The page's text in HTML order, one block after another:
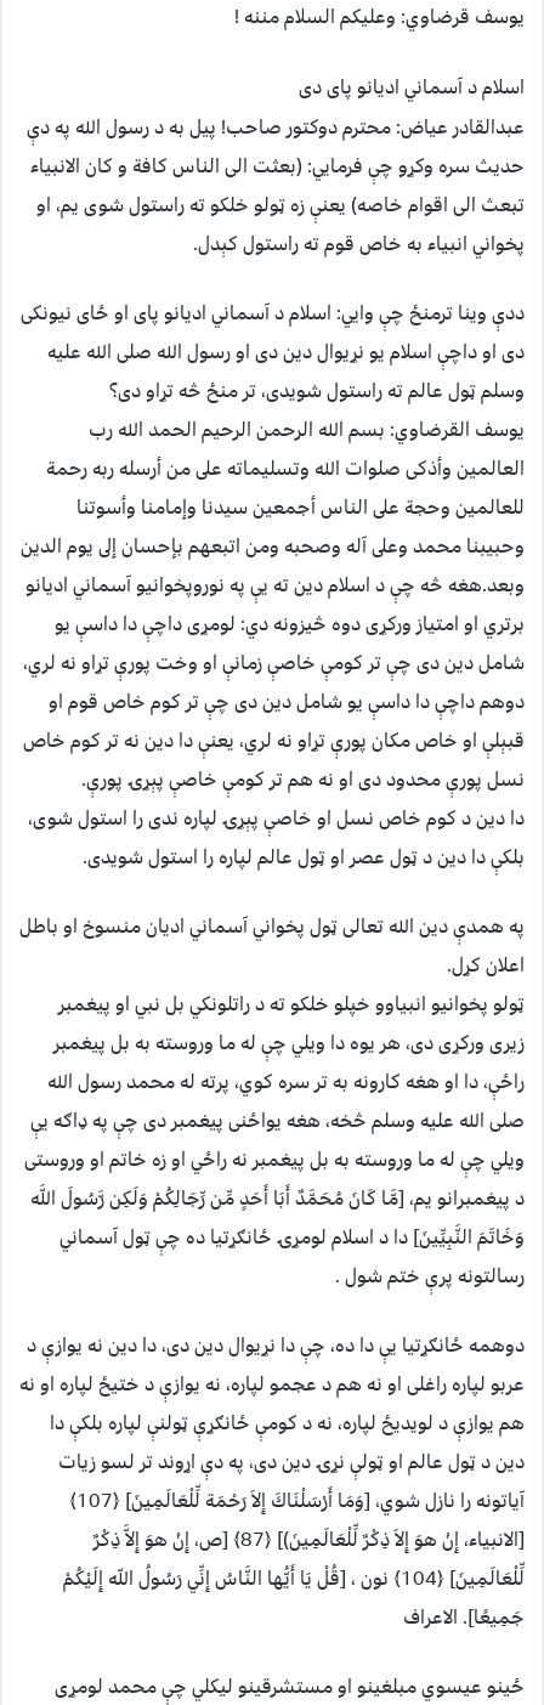
یوسف قرضاوي: وعلیکم السلام مننه !
اسلام د آسماني ادیانو پای دی
عبدالقادر عیاض: محترم دوکتور صاحب! پیل به د رسول الله په دې
حدیث سره وکړو چې فرمایي: (بعثت الی الناس کافة و کان الانبیاء
تبعث الی اقوام خاصه) یعنې زه ټولو خلکو ته راستول شوی یم، او
پخواني انبیاء به خاص قوم ته راستول کېدل.
ددې وینا ترمنځ چې وایي: اسلام د آسماني ادیانو پای او ځای نیونکی
دی او داچې اسلام یو نړیوال دین دی او رسول الله صلی الله علیه
وسلم ټول عالم ته راستول شویدی، تر منځ څه تړاو دی؟
یوسف القرضاوي: بسم الله الرحمن الرحيم الحمد الله رب
العالمين وأذكى صلوات الله وتسليماته على من أرسله ربه رحمة
للعالمين وحجة على الناس أجمعين سيدنا وإمامنا وأسوتنا
وحبيبنا محمد وعلى آله وصحبه ومن اتبعهم بإحسان إلى يوم الدين
وبعد.هغه څه چې د اسلام دین ته یې په نوروپخوانیو آسماني ادیانو
برتري او امتیاز ورکړی دوه څیزونه دي: لومړی داچې دا داسې یو
شامل دین دی چې تر کومې خاصې زمانې او وخت پورې تړاو نه لري،
دوهم داچې دا داسې یو شامل دین دی چې تر کوم خاص قوم او
قبېلې او خاص مکان پورې تړاو نه لري، یعنې دا دین نه تر کوم خاص
نسل پورې محدود دی او نه هم تر کومې خاصې پېړۍ پورې.
دا دین د کوم خاص نسل او خاصې پېړۍ لپاره ندی را استول شوی،
بلکې دا دین د ټول عصر او ټول عالم لپاره را استول شویدی.
په همدې دین الله تعالی ټول پخواني آسماني ادیان منسوخ او باطل
اعلان کړل.
ټولو پخوانیو انبیاوو خپلو خلکو ته د راتلونکي بل نبي او پیغمبر
زیری ورکړی دی، هر یوه دا ویلي چې له ما وروسته به بل پیغمبر
راځې، دا او هغه کارونه به تر سره کوي، پرته له محمد رسول الله
صلی الله علیه وسلم څخه، هغه یواځنی پیغمبر دی چې په ډاګه یې
ویلي چې له ما وروسته به بل پیغمبر نه راځي او زه خاتم او وروستی
د پیغمبرانو یم، [مَّا كَانَ مُحَمَّدٌ أَبَا أَحَدٍ مِّن رِّجَالِكُمْ وَلَكِن رَّسُولَ اللَّه
وَخَاتَمَ النَّبِيِّينَ] دا د اسلام لومړۍ ځانګړتیا ده چې ټول آسماني
رسالتونه پرې ختم شول .
دوهمه ځانګړتیا یې دا ده، چې دا نړیوال دین دی، دا دین نه یوازې د
عربو لپاره راغلی او نه هم د عجمو لپاره، نه یوازې د ختیځ لپاره او نه
هم یوازې د لویدیځ لپاره، نه د کومې ځانګړې ټولنې لپاره بلکې دا
دین د ټول عالم او ټولې نړۍ دین دی، په دې اړوند تر لسو زیات
آیاتونه را نازل شوي، [وَمَا أَرْسَلْنَاكَ إِلاَ رَحْمَة لِّلْعَالَمِينَ] ﴿107﴾
[الانبیاء، إِنْ هوَ إِلاَ ذِكْرٌ لِّلْعَالَمِينَ)] ﴿87﴾ [ص، إِنْ هوَ إِلاَّ ذِكْرٌ
لِّلْعَالَمِينَ] ﴿104﴾ نون ، [قُلْ يَا أَيُّها النَّاسُ إِنِّي رَسُولُ اللّه إِلَيْكُمْ
جَمِيعًا]. الاعراف
ځینو عیسوي مبلغینو او مستشرقینو لیکلي چې محمد لومړی